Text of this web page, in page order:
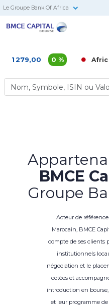
Le Groupe Bank Of Africa
0 % Afric Indus.
BMCE
Groupe
Acteur de
Marocain, BMCE
compte de ses clients
institutionnels
négociation et le
cotées et
introduction en
et leur programme